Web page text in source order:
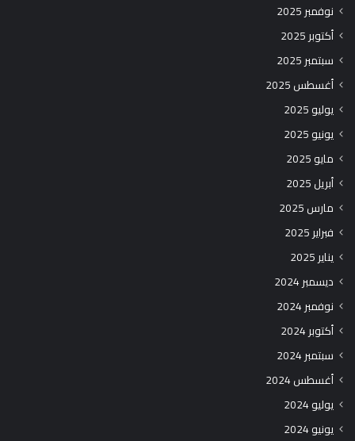
نوفمبر 2025
أكتوبر 2025
سبتمبر 2025
أغسطس 2025
يوليو 2025
يونيو 2025
مايو 2025
أبريل 2025
مارس 2025
فبراير 2025
يناير 2025
ديسمبر 2024
نوفمبر 2024
أكتوبر 2024
سبتمبر 2024
أغسطس 2024
يوليو 2024
يونيو 2024